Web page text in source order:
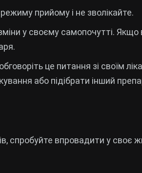
прийому і не зволікайте.
у своєму самопочутті. Якщо
це питання зі своїм
або підібрати інший
спробуйте впровадити у своє